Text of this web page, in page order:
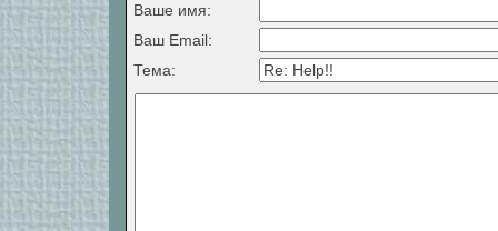
Ваше имя:
Ваш Email:
Тема: